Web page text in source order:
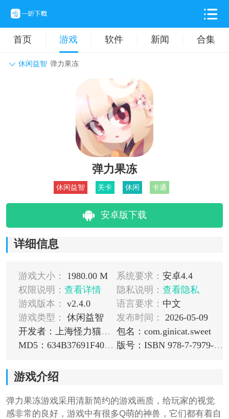
首页 游戏 软件 新闻 合集
休闲益智 弹力果冻
休闲益智
卡牌对战 音乐舞蹈
挂机养成
弹力果冻
休闲益智 关卡 休闲 卡通
安卓版下载
详细信息
游戏大小： 1980.00 M 系统要求： 安卓4.4
权限说明： 查看详情 隐私说明： 查看隐私
游戏版本：
v2.4.0 语言要求： 中文
游戏类型：
休闲益智 发布时间：
2026-05-09
开发者：上海怪力猫网络科技有限公司
包名：com.ginicat.sweet
MD5：634B37691F40F94D05B77E0702604FEC
版号：ISBN 978-7-7979-7198-0
游戏介绍
弹力果冻游戏采用清新简约的游戏画质，给玩家的视觉
感非常的良好，游戏中有很多Q萌的神兽，它们都有着自